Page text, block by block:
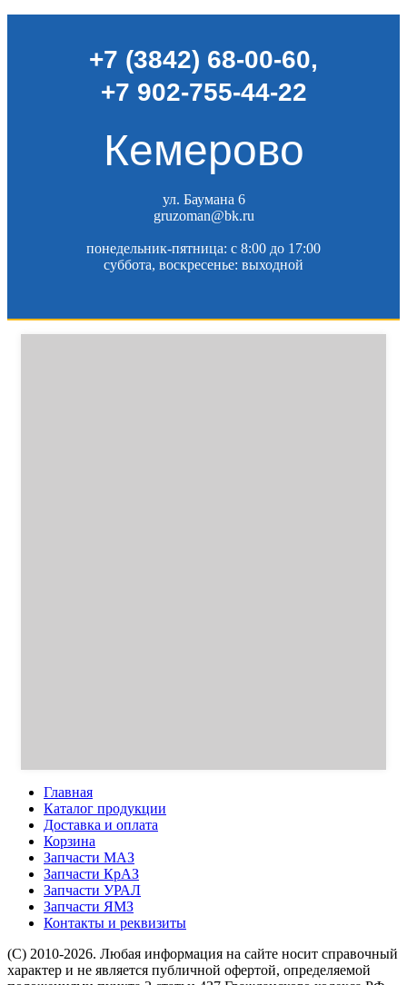
+7 (3842) 68-00-60,
+7 902-755-44-22
Кемерово
ул. Баумана 6
gruzoman@bk.ru
понедельник-пятница: c 8:00 до 17:00
суббота, воскресенье: выходной
Главная
Каталог продукции
Доставка и оплата
Корзина
Запчасти МАЗ
Запчасти КрАЗ
Запчасти УРАЛ
Запчасти ЯМЗ
Контакты и реквизиты
(C) 2010-2026. Любая информация на сайте носит справочный
характер и не является публичной офертой, определяемой